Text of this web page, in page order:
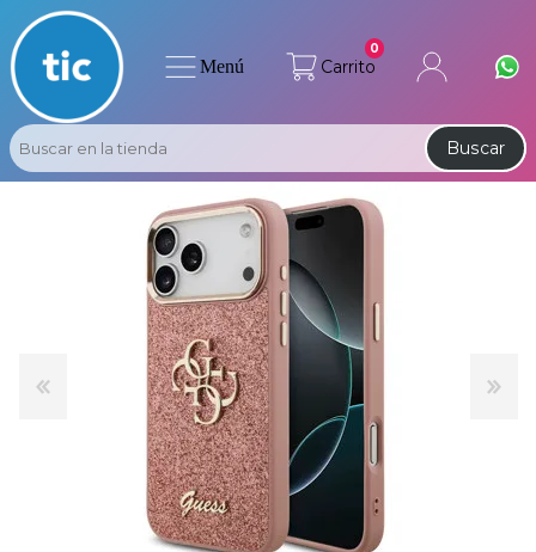
Carrito
0
Buscar
Menú